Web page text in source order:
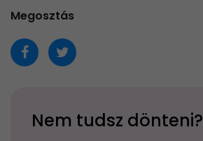
Megosztás
Nem tudsz dönteni?